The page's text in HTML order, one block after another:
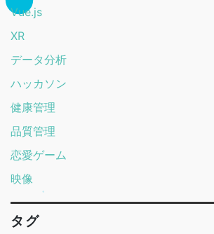
Vue.js
XR
データ分析
ハッカソン
健康管理
品質管理
恋愛ゲーム
映像
タグ